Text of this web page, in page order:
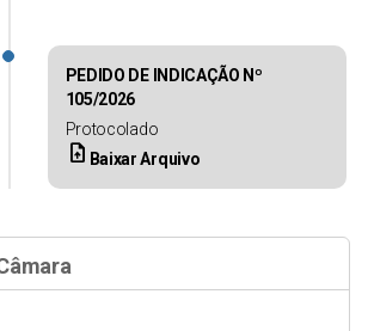
PEDIDO DE INDICAÇÃO Nº
105/2026
Protocolado
upload_file Baixar Arquivo